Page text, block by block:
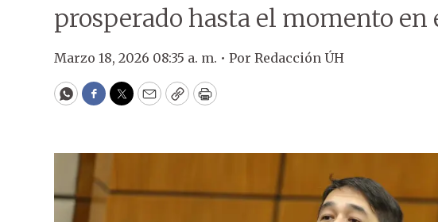
prosperado hasta el momento en
Marzo 18, 2026 08:35 a. m. • Por Redacción ÚH
WhatsApp
Facebook
Twitter
EmailCopyPrint